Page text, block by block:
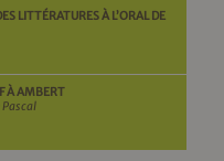
LITTÉRATURES À L’ORAL DE
À AMBERT
Pascal